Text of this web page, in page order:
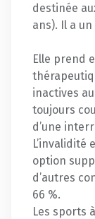
destinée
ans). Il a
Elle prend
inactives
toujours
d’une
L’invalidité
option
d’autres
66 %.
Les sports